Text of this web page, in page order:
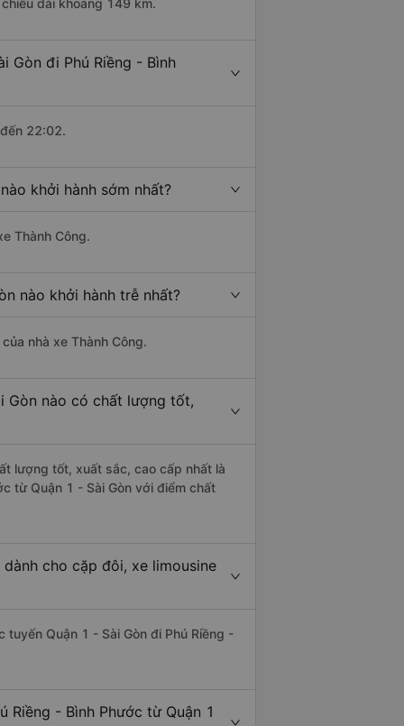
dài khoảng 149 km.
Gòn đi Phú Riềng - Bình
22:02.
khởi hành sớm nhất?
Thành Công.
nào khởi hành trễ nhất?
nhà xe Thành Công.
Gòn nào có chất lượng tốt,
lượng tốt, xuất sắc, cao cấp nhất là
từ Quận 1 - Sài Gòn với điểm chất
cho cặp đôi, xe limousine
Quận 1 - Sài Gòn đi Phú Riềng -
Riềng - Bình Phước từ Quận 1